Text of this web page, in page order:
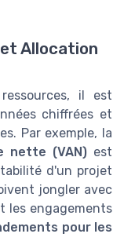
Allocation
il est
chiffrées et
Par exemple, la
nette (VAN) est
d'un projet
jongler avec
les engagements
pour les